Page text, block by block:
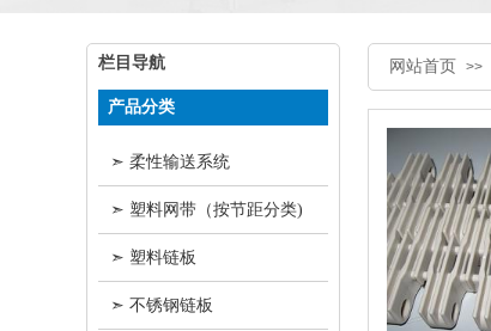
栏目导航
➣ 柔性输送系统
➣ 塑料网带（按节距分类)
➣ 塑料链板
➣ 不锈钢链板
产品分类
网站首页 >>